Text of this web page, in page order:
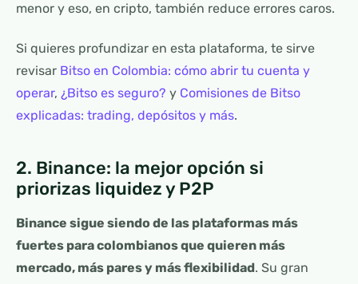
menor y eso, en cripto, también reduce errores caros.
Si quieres profundizar en esta plataforma, te sirve
revisar Bitso en Colombia: cómo abrir tu cuenta y
operar, ¿Bitso es seguro? y Comisiones de Bitso
explicadas: trading, depósitos y más.
2. Binance: la mejor opción si
priorizas liquidez y P2P
Binance sigue siendo de las plataformas más
fuertes para colombianos que quieren más
mercado, más pares y más flexibilidad. Su gran